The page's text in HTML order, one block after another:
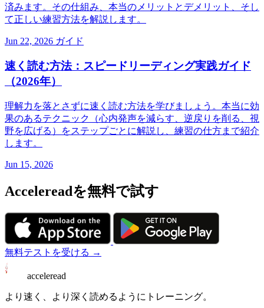
済みます。その仕組み、本当のメリットとデメリット、そし
て正しい練習方法を解説します。
Jun 22, 2026 ガイド
速く読む方法：スピードリーディング実践ガイド
（2026年）
理解力を落とさずに速く読む方法を学びましょう。本当に効
果のあるテクニック（心内発声を減らす、逆戻りを削る、視
野を広げる）をステップごとに解説し、練習の仕方まで紹介
します。
Jun 15, 2026
Accelereadを無料で試す
無料テストを受ける →
acceleread
より速く、より深く読めるようにトレーニング。